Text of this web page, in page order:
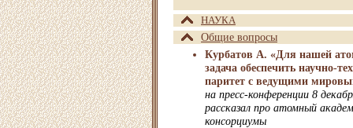
НАУКА
Общие вопросы
Курбатов А. «Для нашей
задача обеспечить научно-
паритет с ведущими
на пресс-конференции 8
рассказал про атомный
консорциумы